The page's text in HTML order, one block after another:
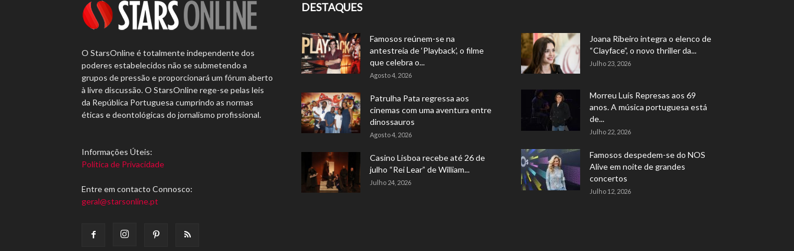
O StarsOnline é totalmente independente dos
poderes estabelecidos não se submetendo a
grupos de pressão e proporcionará um fórum aberto
à livre discussão. O StarsOnline rege-se pelas leis
da República Portuguesa cumprindo as normas
éticas e deontológicas do jornalismo profissional.
Informações Úteis:
Política de Privacidade
Entre em contacto Connosco:
geral@starsonline.pt
DESTAQUES
Famosos reúnem-se na
antestreia de ‘Playback’, o filme
que celebra o...
Agosto 4, 2026
Patrulha Pata regressa aos
cinemas com uma aventura entre
dinossauros
Agosto 4, 2026
Casino Lisboa recebe até 26 de
julho “Rei Lear” de William...
Julho 24, 2026
Joana Ribeiro integra o elenco de
“Clayface”, o novo thriller da...
Julho 23, 2026
Morreu Luís Represas aos 69
anos. A música portuguesa está
de...
Julho 22, 2026
Famosos despedem-se do NOS
Alive em noite de grandes
concertos
Julho 12, 2026